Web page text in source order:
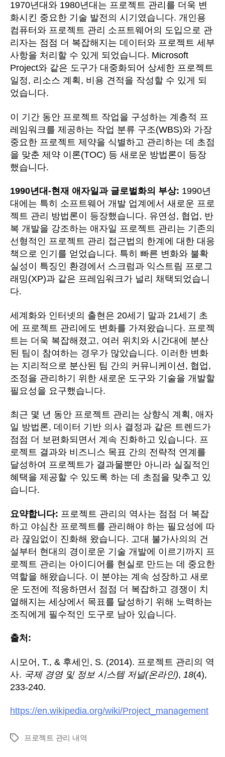
1970년대와 1980년대는 프로젝트 관리를 더욱 변
화시킨 중요한 기술 발전의 시기였습니다. 개인용
컴퓨터와 프로젝트 관리 소프트웨어의 도입으로 관
리자는 점점 더 복잡해지는 데이터와 프로젝트 세부
사항을 처리할 수 있게 되었습니다. Microsoft
Project와 같은 도구가 대중화되어 상세한 프로젝트
일정, 리소스 계획, 비용 견적을 작성할 수 있게 되
었습니다.
이 기간 동안 프로젝트 작업을 구성하는 계층적 프
레임워크를 제공하는 작업 분류 구조(WBS)와 가장
중요한 프로젝트 제약을 식별하고 관리하는 데 초점
을 맞춘 제약 이론(TOC) 등 새로운 방법론이 등장
했습니다.
1990년대-현재 애자일과 글로벌화의 부상: 1990년
대에는 특히 소프트웨어 개발 업계에서 새로운 프로
젝트 관리 방법론이 등장했습니다. 유연성, 협업, 반
복 개발을 강조하는 애자일 프로젝트 관리는 기존의
선형적인 프로젝트 관리 접근법의 한계에 대한 대응
책으로 인기를 얻었습니다. 특히 빠른 변화와 불확
실성이 특징인 환경에서 스크럼과 익스트림 프로그
래밍(XP)과 같은 프레임워크가 널리 채택되었습니
다.
세계화와 인터넷의 출현은 20세기 말과 21세기 초
에 프로젝트 관리에도 변화를 가져왔습니다. 프로젝
트는 더욱 복잡해졌고, 여러 위치와 시간대에 분산
된 팀이 참여하는 경우가 많았습니다. 이러한 변화
는 지리적으로 분산된 팀 간의 커뮤니케이션, 협업,
조정을 관리하기 위한 새로운 도구와 기술을 개발할
필요성을 요구했습니다.
최근 몇 년 동안 프로젝트 관리는 상향식 계획, 애자
일 방법론, 데이터 기반 의사 결정과 같은 트렌드가
점점 더 보편화되면서 계속 진화하고 있습니다. 프
로젝트 결과와 비즈니스 목표 간의 전략적 연계를
달성하여 프로젝트가 결과물뿐만 아니라 실질적인
혜택을 제공할 수 있도록 하는 데 초점을 맞추고 있
습니다.
요약합니다: 프로젝트 관리의 역사는 점점 더 복잡
하고 야심찬 프로젝트를 관리해야 하는 필요성에 따
라 끊임없이 진화해 왔습니다. 고대 불가사의의 건
설부터 현대의 경이로운 기술 개발에 이르기까지 프
로젝트 관리는 아이디어를 현실로 만드는 데 중요한
역할을 해왔습니다. 이 분야는 계속 성장하고 새로
운 도전에 적응하면서 점점 더 복잡하고 경쟁이 치
열해지는 세상에서 목표를 달성하기 위해 노력하는
조직에게 필수적인 도구로 남아 있습니다.
출처:
시모어, T., & 후세인, S. (2014). 프로젝트 관리의 역
사. 국제 경영 및 정보 시스템 저널(온라인), 18(4),
233-240.
https://en.wikipedia.org/wiki/Project_management
태
프로젝트 관리 내역